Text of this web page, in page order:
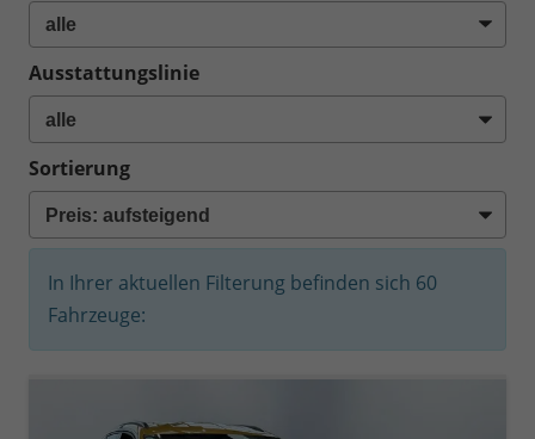
Ausstattungslinie
Sortierung
In Ihrer aktuellen Filterung befinden sich 60
Fahrzeuge: